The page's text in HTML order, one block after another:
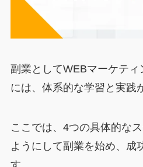
副業としてWEBマーケテ
には、体系的な学習と実践
ここでは、4つの具体的な
ようにして副業を始め、成
す。